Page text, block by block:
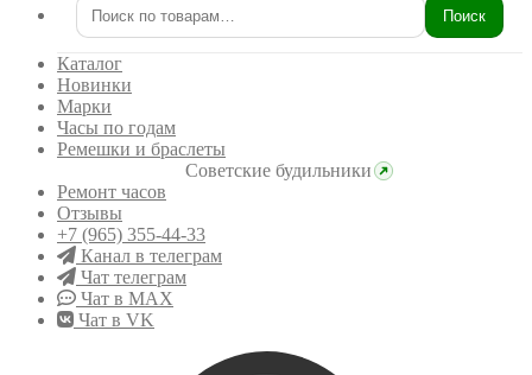
Искать: Поиск
Каталог
Новинки
Марки
Часы по годам
Ремешки и браслеты
Советские будильники
Ремонт часов
Отзывы
+7 (965) 355-44-33
Канал в телеграм
Чат телеграм
Чат в MAX
Чат в VK